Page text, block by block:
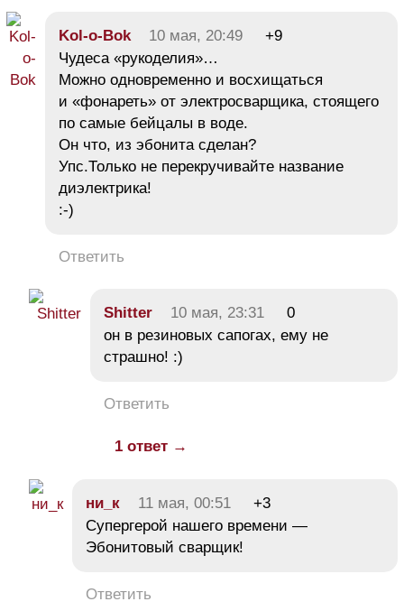
Kol-o-Bok 10 мая, 20:49
+9
Чудеса «рукоделия»…
Можно одновременно и восхищаться
и «фонареть» от электросварщика, стоящего
по самые бейцалы в воде.
Он что, из эбонита сделан?
Упс.Только не перекручивайте название
диэлектрика!
:-)
Ответить
Shitter 10 мая, 23:31
0
он в резиновых сапогах, ему не
страшно! :)
Ответить
1 ответ →
ни_к 11 мая, 00:51
+3
Супергерой нашего времени —
Эбонитовый сварщик!
Ответить